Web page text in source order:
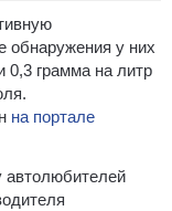
обнаружения у них
0,3 грамма на литр
на портале
автолюбителей